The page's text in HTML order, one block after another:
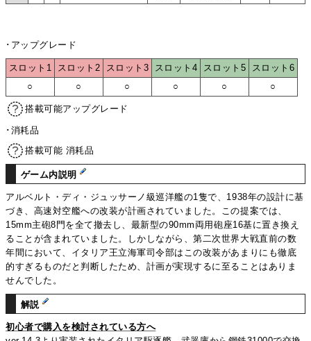
･アップグレード
スロット1 スロット2 スロット3 スロット4 スロット5
スロット6
○
○ ○ ○ ○ ○
搭載可能アップグレード
･消耗品
搭載可能 消耗品
ゲーム内説明
アルベルト・ディ・ジュッサーノ級巡洋艦の1隻で、1938年の設計に基
づき、高速対空艦への改装が計画されていました。この提案では、
15mm主砲8門を全て撤去し、最新型の90mm両用砲座16基に置き換え
ることが含まれていました。しかしながら、第二次世界大戦直前の数
年間において、イタリア王立海軍司令部はこの改装があまりにも徹底
的すぎるものだと判断したため、計画が実現するに至ることはありま
せんでした。
解説
初心者で購入を検討されている方へ